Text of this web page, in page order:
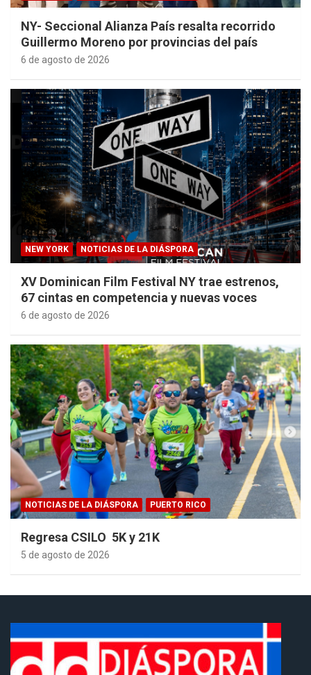
NY- Seccional Alianza País resalta recorrido
Guillermo Moreno por provincias del país
6 de agosto de 2026
NEW YORK NOTICIAS DE LA DIÁSPORA
XV Dominican Film Festival NY trae estrenos,
67 cintas en competencia y nuevas voces
6 de agosto de 2026
NOTICIAS DE LA DIÁSPORA PUERTO RICO
Regresa CSILO 5K y 21K
5 de agosto de 2026